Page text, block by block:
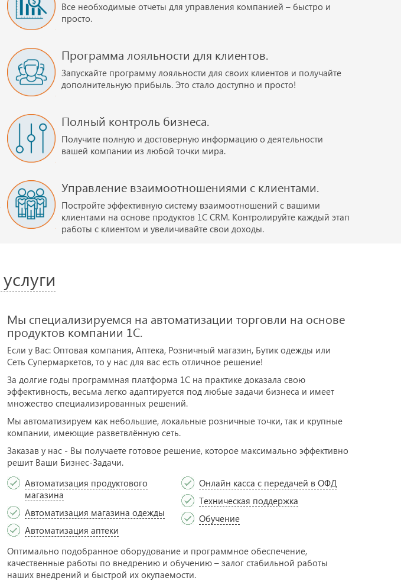
Все необходимые отчеты для управления компанией – быстро и
просто.
Программа лояльности для клиентов.
Запускайте программу лояльности для своих клиентов и получайте
дополнительную прибыль. Это стало доступно и просто!
Полный контроль бизнеса.
Получите полную и достоверную информацию о деятельности
вашей компании из любой точки мира.
Управление взаимоотношениями с клиентами.
Постройте эффективную систему взаимоотношений с вашими
клиентами на основе продуктов 1С CRM. Контролируйте каждый этап
работы с клиентом и увеличивайте свои доходы.
Мы специализируемся на автоматизации торговли на основе
продуктов компании 1С.
Если у Вас: Оптовая компания, Аптека, Розничный магазин, Бутик одежды или
Сеть Супермаркетов, то у нас для вас есть отличное решение!
За долгие годы программная платформа 1С на практике доказала свою
эффективность, весьма легко адаптируется под любые задачи бизнеса и имеет
множество специализированных решений.
Мы автоматизируем как небольшие, локальные розничные точки, так и крупные
компании, имеющие разветвлённую сеть.
Заказав у нас - Вы получаете готовое решение, которое максимально эффективно
решит Ваши Бизнес-Задачи.
Автоматизация продуктового
магазина
Автоматизация магазина одежды
Автоматизация аптеки
Онлайн касса с передачей в ОФД
Техническая поддержка
Обучение
Оптимально подобранное оборудование и программное обеспечение,
качественные работы по внедрению и обучению – залог стабильной работы
наших внедрений и быстрой их окупаемости.